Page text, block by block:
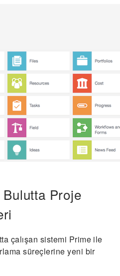
Proje
çalışan sistemi Prime ile
süreçlerine yeni bir